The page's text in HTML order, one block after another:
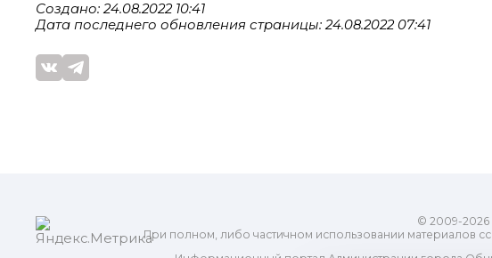
Создано: 24.08.2022 10:41
Дата последнего обновления страницы: 24.08.2022 07:41
© 2009-2026
При полном, либо частичном использовании материалов